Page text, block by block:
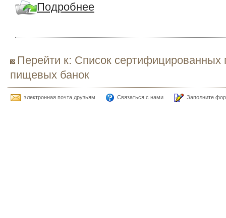
Подробнее
Перейти к: Список сертифицированных
пищевых банок
электронная почта друзьям Связаться с нами Заполните